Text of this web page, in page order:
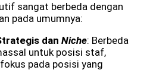
sangat berbeda dengan
pada umumnya:
dan Niche: Berbeda
untuk posisi staf,
pada posisi yang